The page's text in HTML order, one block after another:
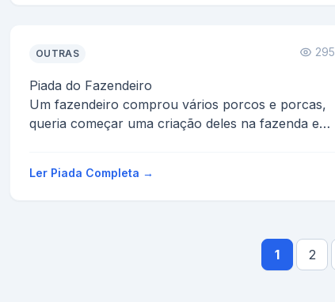
OUTRAS 295
Piada do Fazendeiro
Um fazendeiro comprou vários porcos e porcas,
queria começar uma criação deles na fazenda e
Ler Piada Completa →
1 2